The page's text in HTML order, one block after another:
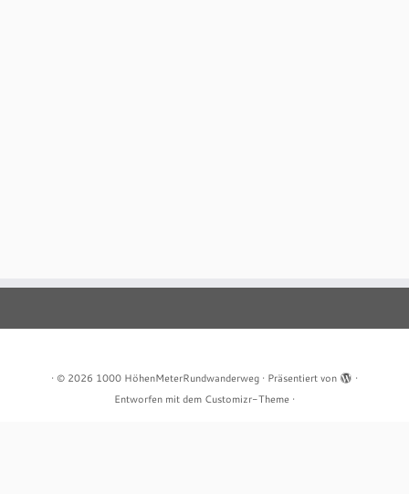
· © 2026 1000 HöhenMeterRundwanderweg · Präsentiert von
·
Entworfen mit dem Customizr-Theme ·